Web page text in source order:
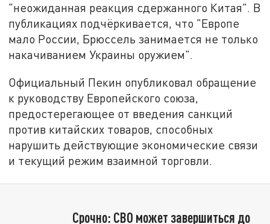
"неожиданная реакция сдержанного Китая". В
публикациях подчёркивается, что "Европе
мало России, Брюссель занимается не только
накачиванием Украины оружием".
Официальный Пекин опубликовал обращение
к руководству Европейского союза,
предостерегающее от введения санкций
против китайских товаров, способных
нарушить действующие экономические связи
и текущий режим взаимной торговли.
Срочно: СВО может завершиться до